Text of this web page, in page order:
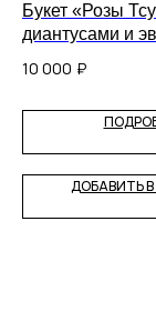
Букет «Розы
диантусами и
10 000 ₽
ДОБАВИТЬ